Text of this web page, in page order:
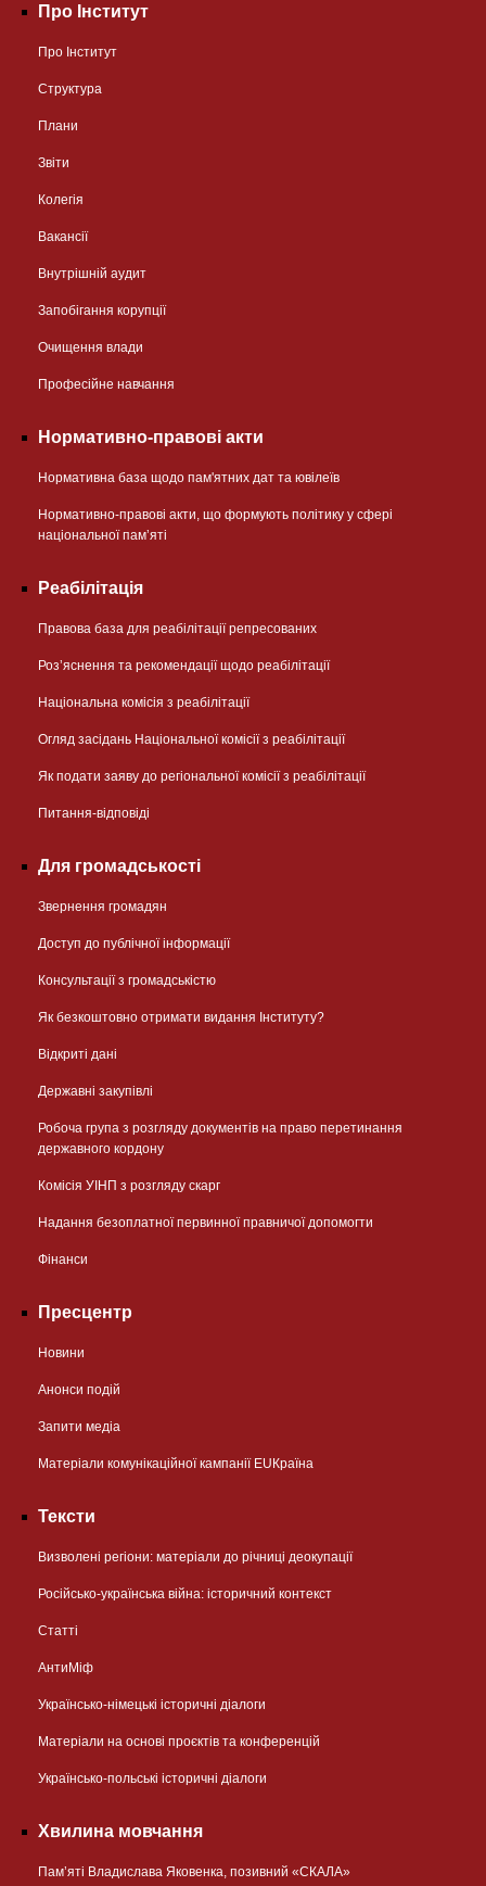
Про Інститут
Про Інститут
Структура
Плани
Звіти
Колегія
Вакансії
Внутрішній аудит
Запобігання корупції
Очищення влади
Професійне навчання
Нормативно-правові акти
Нормативна база щодо пам'ятних дат та ювілеїв
Нормативно-правові акти, що формують політику у сфері
національної памʼяті
Реабілітація
Правова база для реабілітації репресованих
Розʼяснення та рекомендації щодо реабілітації
Національна комісія з реабілітації
Огляд засідань Національної комісії з реабілітації
Як подати заяву до регіональної комісії з реабілітації
Питання-відповіді
Для громадськості
Звернення громадян
Доступ до публічної інформації
Консультації з громадськістю
Як безкоштовно отримати видання Інституту?
Відкриті дані
Державні закупівлі
Робоча група з розгляду документів на право перетинання
державного кордону
Комісія УІНП з розгляду скарг
Надання безоплатної первинної правничої допомогти
Фінанси
Пресцентр
Новини
Анонси подій
Запити медіа
Матеріали комунікаційної кампанії EUКраїна
Тексти
Визволені регіони: матеріали до річниці деокупації
Російсько-українська війна: історичний контекст
Статті
АнтиМіф
Українсько-німецькі історичні діалоги
Матеріали на основі проєктів та конференцій
Українсько-польські історичні діалоги
Хвилина мовчання
Пам’яті Владислава Яковенка, позивний «СКАЛА»